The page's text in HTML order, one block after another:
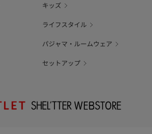
キッズ
ライフスタイル
パジャマ・ルームウェア
セットアップ